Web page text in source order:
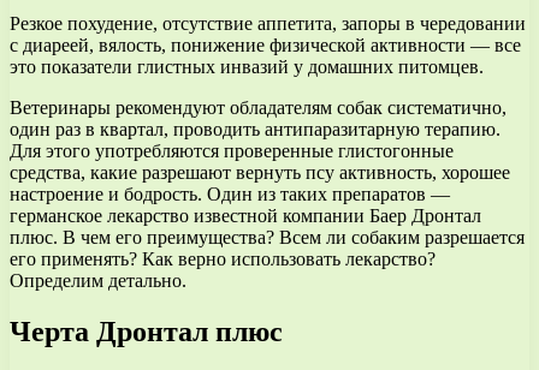
Резкое похудение, отсутствие аппетита, запоры в чередовании
с диареей, вялость, понижение физической активности — все
это показатели глистных инвазий у домашних питомцев.
Ветеринары рекомендуют обладателям собак систематично,
один раз в квартал, проводить антипаразитарную терапию.
Для этого употребляются проверенные глистогонные
средства, какие разрешают вернуть псу активность, хорошее
настроение и бодрость. Один из таких препаратов —
германское лекарство известной компании Баер Дронтал
плюс. В чем его преимущества? Всем ли собаким разрешается
его применять? Как верно использовать лекарство?
Определим детально.
Черта Дронтал плюс